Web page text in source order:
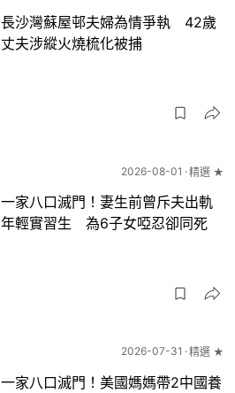
長沙灣蘇屋邨夫婦為情爭執 42歲
丈夫涉縱火燒梳化被捕
2026-08-01 精選 ★
一家八口滅門！妻生前曾斥夫出軌
年輕實習生 為6子女啞忍卻同死
2026-07-31 精選 ★
一家八口滅門！美國媽媽帶2中國養